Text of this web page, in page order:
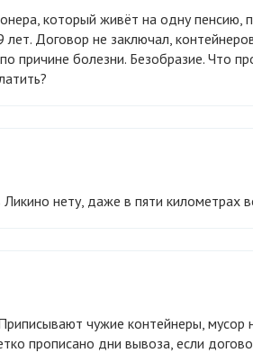
Договор не заключал,
причине болезни. Безобразие. Что
Ликино нету, даже в пяти километрах
прописано дни вывоза, если